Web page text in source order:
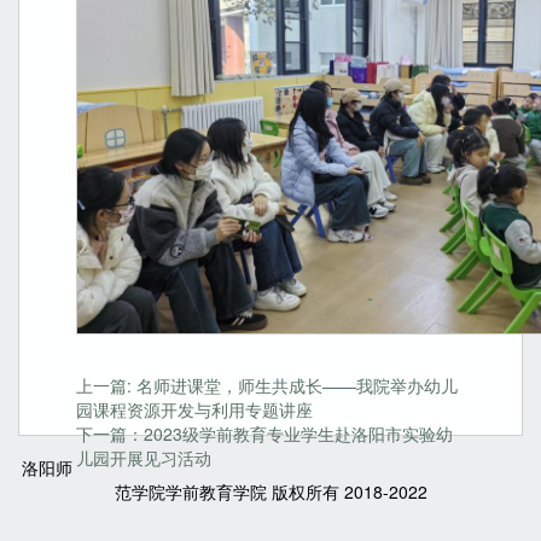
上一篇: 名师进课堂，师生共成长——我院举办幼儿
园课程资源开发与利用专题讲座
下一篇：2023级学前教育专业学生赴洛阳市实验幼
儿园开展见习活动
洛阳师
范学院学前教育学院 版权所有 2018-2022